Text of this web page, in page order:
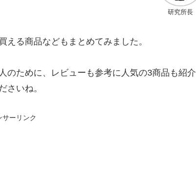
研究所長
る商品などもまとめてみました。
のために、レビューも参考に人気の3商品も紹介
さいね。
サーリンク